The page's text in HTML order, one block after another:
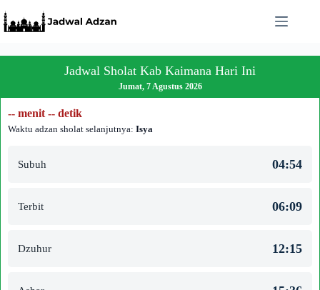
to
content
Jadwal Sholat Kab Kaimana Hari Ini
Jumat, 7 Agustus 2026
-- menit -- detik
Waktu adzan sholat selanjutnya: Isya
Subuh 04:54
Terbit 06:09
Dzuhur 12:15